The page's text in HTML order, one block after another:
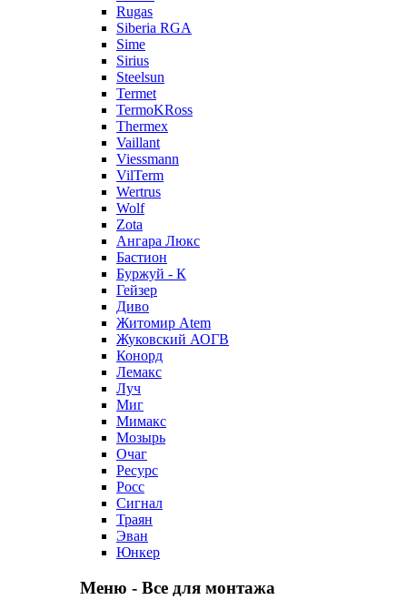
Rugas
Siberia RGA
Sime
Sirius
Steelsun
Termet
TermoKRoss
Thermex
Vaillant
Viessmann
VilTerm
Wertrus
Wolf
Zota
Ангара Люкс
Бастион
Буржуй - К
Гейзер
Диво
Житомир Аtem
Жуковский АОГВ
Конорд
Лемакс
Луч
Миг
Мимакс
Мозырь
Очаг
Ресурс
Росс
Сигнал
Траян
Эван
Юнкер
Меню - Все для монтажа